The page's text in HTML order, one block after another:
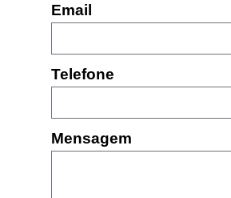
Email
Telefone
Mensagem